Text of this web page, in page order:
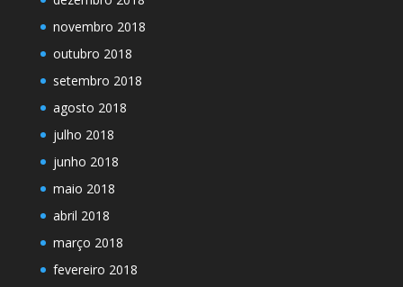
novembro 2018
outubro 2018
setembro 2018
agosto 2018
julho 2018
junho 2018
maio 2018
abril 2018
março 2018
fevereiro 2018